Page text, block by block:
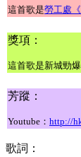
這首歌是勞工處
獎項：
這首歌是新城勁
芳蹤：
Youtube： http://
歌詞：